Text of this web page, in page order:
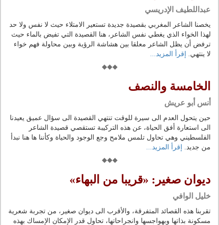
عبداللطيف الإدريسي
يخصنا الشاعر المغربي بقصيدة جديدة تستعير الامتلاء حيث لا نفس ولا حد
لهذا الخواء الذي يغطي نفس الشاعر، هنا القصيدة التي تفيض بالماء حيث
ترفض أن يظل الشاعر معلقا بين هشاشة الرؤية وبين محاولة فهم خواء
لا ينتهي.
إقرأ المزيد...
الخامسة والنصف
أنس أبو عريش
حين يتحول العدم الى سيرة للوقت تنتهي القصيدة الى سؤال عميق يعيدنا
الى استعارة أفق الحياة، عن هذه التركيبة تستقصي قصيدة الشاعر
الفلسطيني وهي تحاول تلمس ملامح وجع الوجود والحياة وكأننا ها هنا نبدأ
من جديد.
إقرأ المزيد...
ديوان صغير: «قريبا من البهاء»
خليل الوافي
تقربنا هذه القصائد المتفرقة، والأقرب الى ديوان صغير، من تجربة شعرية
مسكونة بذاتها وبهواجسها وانجراحاتها، تحاول قدر الإمكان الإمساك بهذه